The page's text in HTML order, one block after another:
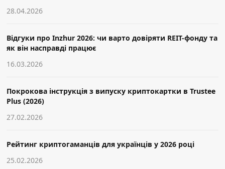
28.04.2026
Відгуки про Inzhur 2026: чи варто довіряти REIT-фонду та
як він насправді працює
16.03.2026
Покрокова інструкція з випуску криптокартки в Trustee
Plus (2026)
27.02.2026
Рейтинг криптогаманців для українців у 2026 році
25.02.2026